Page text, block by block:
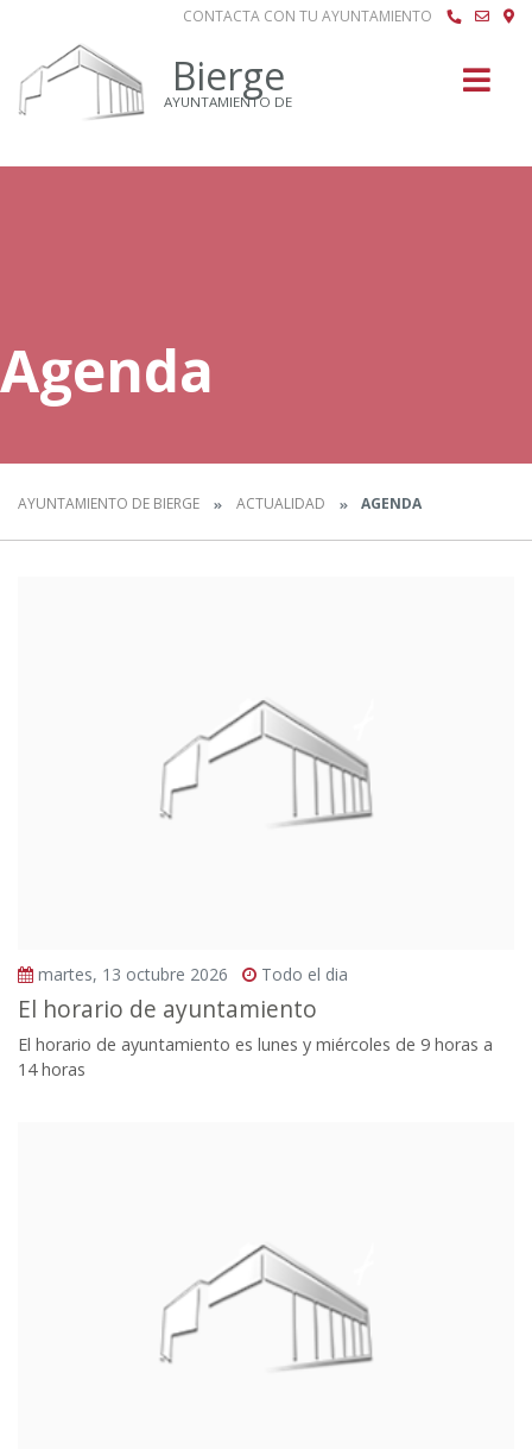
CONTACTA CON TU AYUNTAMIENTO
Bierge
AYUNTAMIENTO DE
Agenda
AYUNTAMIENTO DE BIERGE ACTUALIDAD AGENDA
martes, 13 octubre 2026 Todo el dia
El horario de ayuntamiento
El horario de ayuntamiento es lunes y miércoles de 9 horas a
14 horas